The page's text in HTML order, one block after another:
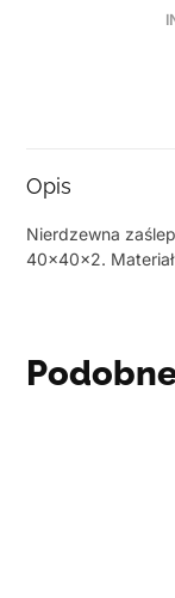
Opis
Nierdzewna
40x40x2.